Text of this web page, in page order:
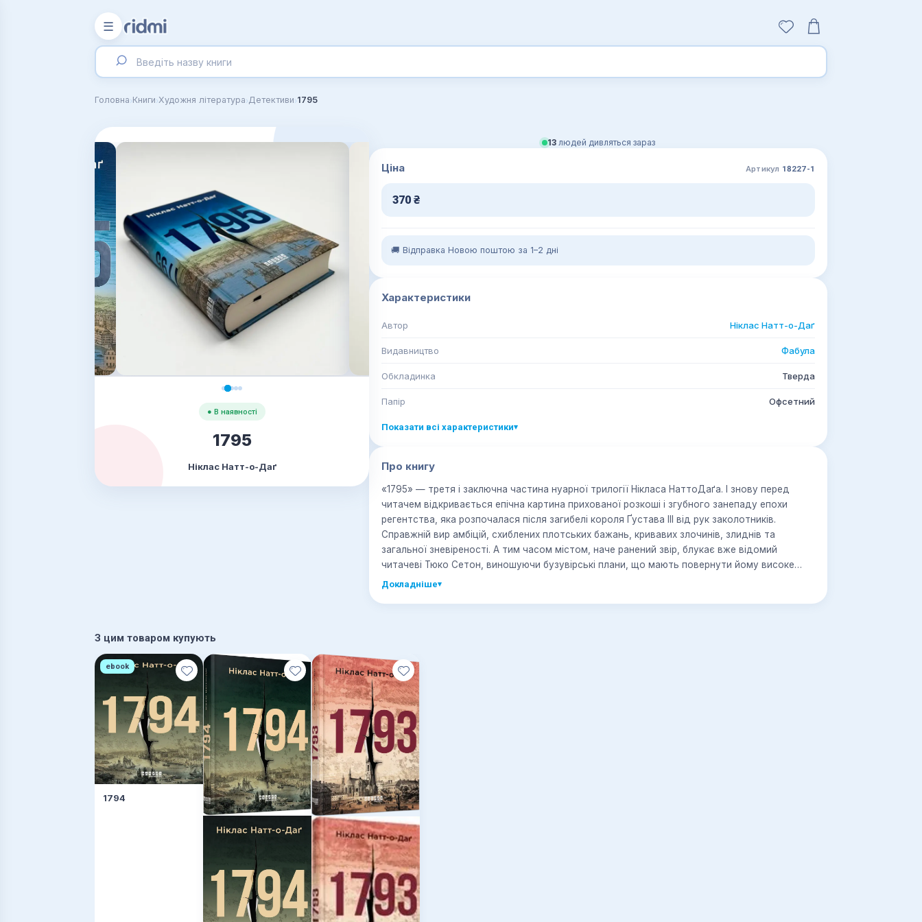
☰
Головна›Книги›Художня література›Детективи›1795
● В наявності
1795
Ніклас Натт-о-Даґ
13людей дивляться зараз
Ціна Артикул 18227-1
370 ₴
🚚 Відправка Новою поштою за 1–2 дні
Характеристики
Автор Ніклас Натт-о-Даґ
Видавництво Фабула
Обкладинка Тверда
Папір Офсетний
Показати всі характеристики▾
Про книгу
«1795» — третя і заключна частина нуарної трилогії Нікласа НаттоДаґа. І знову перед
читачем відкривається епічна картина прихованої розкоші і згубного занепаду епохи
регентства, яка розпочалася після загибелі короля Ґустава ІІІ від рук заколотників.
Справжній вир амбіцій, схиблених плотських бажань, кривавих злочинів, злиднів та
загальної зневіреності. А тим часом містом, наче ранений звір, блукає вже відомий
читачеві Тюко Сетон, виношуючи бузувірські плани, що мають повернути йому високе
становище в ордені Евменідів і колишній вплив. Нарешті Тюко зупиняється на ідеї
Докладніше▾
З цим товаром купують
ebook
1794